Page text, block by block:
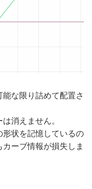
な限り詰めて配置さ
消えません。
形状を記憶しているの
ーブ情報が損失しま